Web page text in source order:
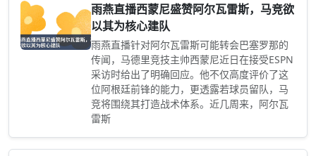
雨燕直播西蒙尼盛赞阿尔瓦雷斯，马竞欲
以其为核心建队
雨燕直播针对阿尔瓦雷斯可能转会巴塞罗那的
传闻，马德里竞技主帅西蒙尼近日在接受ESPN
采访时给出了明确回应。他不仅高度评价了这
位阿根廷前锋的能力，更透露若球员留队，马
竞将围绕其打造战术体系。近几周来，阿尔瓦
雷斯